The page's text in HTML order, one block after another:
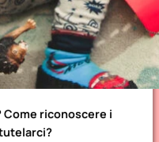
Come riconoscere i